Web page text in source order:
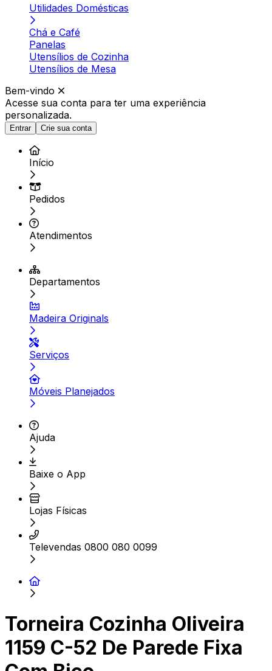
Utilidades Domésticas
Chá e Café
Panelas
Utensílios de Cozinha
Utensílios de Mesa
Bem-vindo
Acesse sua conta para ter uma experiência
personalizada.
Entrar Crie sua conta
Início
Pedidos
Atendimentos
Departamentos
Madeira Originals
Serviços
Móveis Planejados
Ajuda
Baixe o App
Lojas Físicas
Televendas 0800 080 0099
Torneira Cozinha Oliveira
1159 C-52 De Parede Fixa